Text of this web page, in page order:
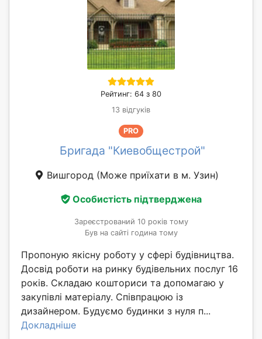
Рейтинг: 64 з 80
13 відгуків
PRO
Бригада "Киевобщестрой"
Вишгород (Може приїхати в м. Узин)
Особистість підтверджена
Зареєстрований 10 років тому
Був на сайті година тому
Пропоную якісну роботу у сфері будівництва.
Досвід роботи на ринку будівельних послуг 16
років. Складаю кошториси та допомагаю у
закупівлі матеріалу. Співпрацюю із
дизайнером. Будуємо будинки з нуля п...
Докладніше